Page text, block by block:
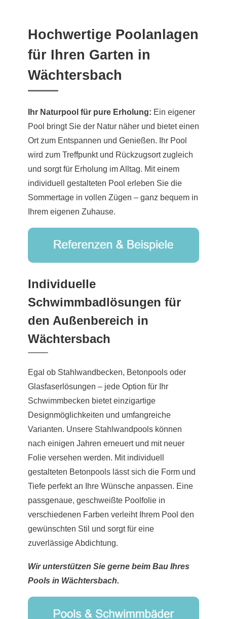
Hochwertige Poolanlagen
für Ihren Garten in
Wächtersbach
Ihr Naturpool für pure Erholung: Ein eigener
Pool bringt Sie der Natur näher und bietet einen
Ort zum Entspannen und Genießen. Ihr Pool
wird zum Treffpunkt und Rückzugsort zugleich
und sorgt für Erholung im Alltag. Mit einem
individuell gestalteten Pool erleben Sie die
Sommertage in vollen Zügen – ganz bequem in
Ihrem eigenen Zuhause.
Individuelle
Schwimmbadlösungen für
den Außenbereich in
Wächtersbach
Egal ob Stahlwandbecken, Betonpools oder
Glasfaserlösungen – jede Option für Ihr
Schwimmbecken bietet einzigartige
Designmöglichkeiten und umfangreiche
Varianten. Unsere Stahlwandpools können
nach einigen Jahren erneuert und mit neuer
Folie versehen werden. Mit individuell
gestalteten Betonpools lässt sich die Form und
Tiefe perfekt an Ihre Wünsche anpassen. Eine
passgenaue, geschweißte Poolfolie in
verschiedenen Farben verleiht Ihrem Pool den
gewünschten Stil und sorgt für eine
zuverlässige Abdichtung.
Wir unterstützen Sie gerne beim Bau Ihres
Pools in Wächtersbach.